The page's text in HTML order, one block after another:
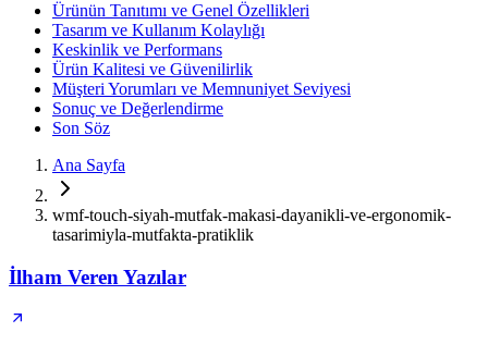
Ürünün Tanıtımı ve Genel Özellikleri
Tasarım ve Kullanım Kolaylığı
Keskinlik ve Performans
Ürün Kalitesi ve Güvenilirlik
Müşteri Yorumları ve Memnuniyet Seviyesi
Sonuç ve Değerlendirme
Son Söz
Ana Sayfa
wmf-touch-siyah-mutfak-makasi-dayanikli-ve-ergonomik-
tasarimiyla-mutfakta-pratiklik
İlham Veren Yazılar